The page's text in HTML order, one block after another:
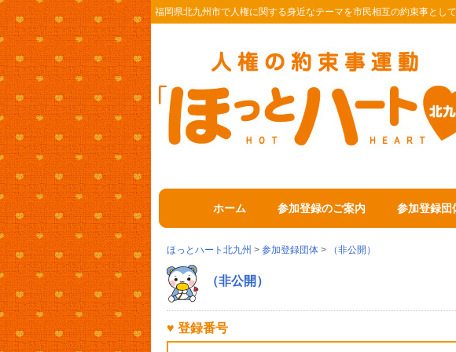
福岡県北九州市で人権に関する身近なテーマを市民相互の約束事とし
ホーム 参加登録のご案内 参加登録団
ほっとハート北九州 > 参加登録団体 > （非公開）
（非公開）
♥ 登録番号